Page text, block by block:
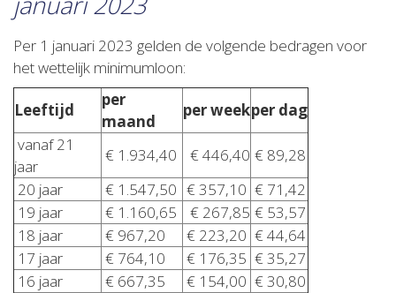
Per 1 januari 2023 gelden de volgende bedragen voor
het wettelijk minimumloon:
Leeftijd
per
maand
per weekper dag
vanaf 21
jaar
€ 1.934,40 € 446,40 € 89,28
20 jaar
€ 1.547,50 € 357,10 € 71,42
19 jaar
€ 1.160,65 € 267,85 € 53,57
18 jaar
€ 967,20 € 223,20 € 44,64
17 jaar
€ 764,10 € 176,35 € 35,27
16 jaar
€ 667,35 € 154,00 € 30,80